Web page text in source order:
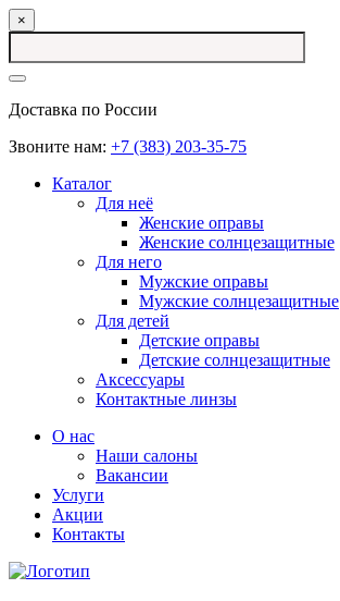
×
Доставка по России
Звоните нам: +7 (383) 203-35-75
Каталог
Для неё
Женские оправы
Женские солнцезащитные
Для него
Мужские оправы
Мужские солнцезащитные
Для детей
Детские оправы
Детские солнцезащитные
Аксессуары
Контактные линзы
О нас
Наши салоны
Вакансии
Услуги
Акции
Контакты